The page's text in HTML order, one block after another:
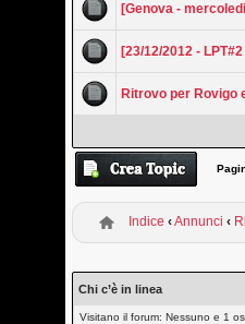
[Genova -
[23/12/2012 -
Ritrovo per Rovigo
Indice ‹Annunci ‹
Chi c’è in linea
Visitano il forum: Nessuno e 1